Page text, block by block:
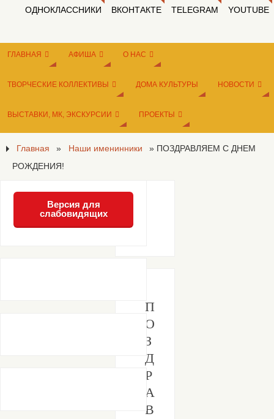
ОДНОКЛАССНИКИ ВКОНТАКТЕ TELEGRAM YOUTUBE
ГЛАВНАЯ АФИША О НАС
ТВОРЧЕСКИЕ КОЛЛЕКТИВЫ ДОМА КУЛЬТУРЫ НОВОСТИ
ВЫСТАВКИ, МК, ЭКСКУРСИИ ПРОЕКТЫ
Главная » Наши именинники » ПОЗДРАВЛЯЕМ С ДНЕМ
РОЖДЕНИЯ!
П
О
З
Д
Р
А
В
Версия для
слабовидящих